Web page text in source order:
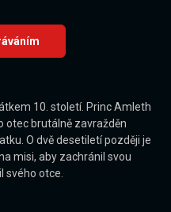
10. století. Princ Amleth
otec brutálně zavražděn
O dvě desetiletí později je
misi, aby zachránil svou
svého otce.